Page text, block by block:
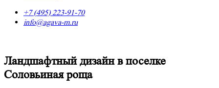
+7 (495) 223-91-70
info@agava-m.ru
Ландшафтный дизайн в поселке
Соловьиная роща